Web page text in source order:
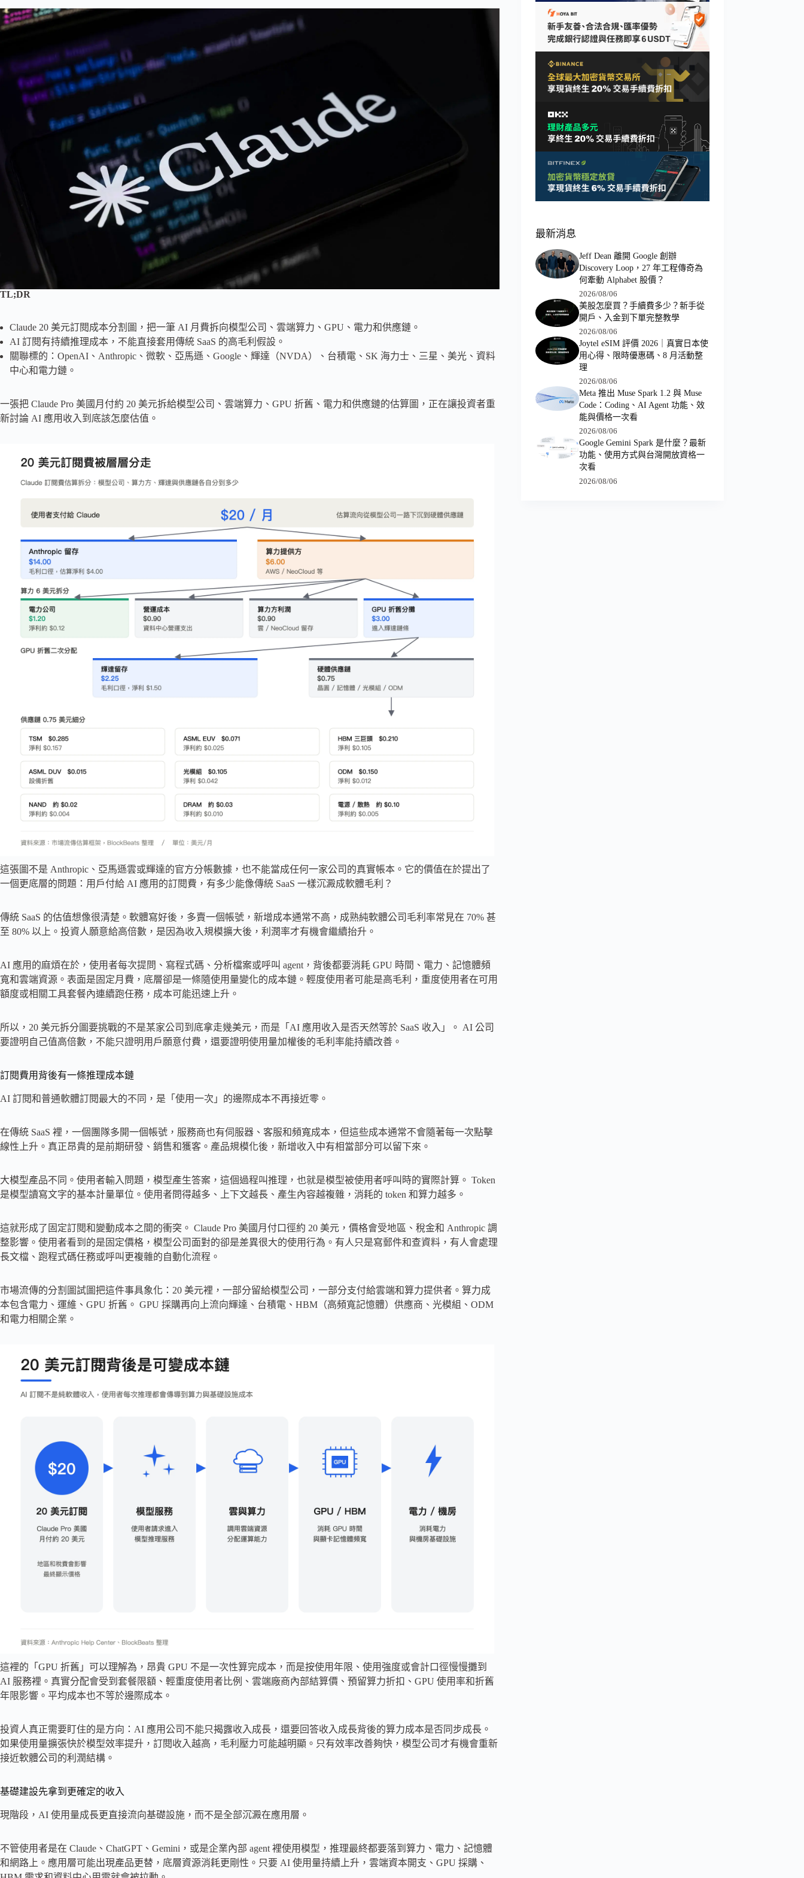
TL;DR
Claude 20 美元訂閱成本分割圖，把一筆 AI 月費拆向模型公司、雲端算力、GPU、電力和供應鏈。
AI 訂閱有持續推理成本，不能直接套用傳統 SaaS 的高毛利假設。
關聯標的：OpenAI、Anthropic、微軟、亞馬遜、Google、輝達（NVDA）、台積電、SK 海力士、三星、美光、資料
中心和電力鏈。
一張把 Claude Pro 美國月付約 20 美元拆給模型公司、雲端算力、GPU 折舊、電力和供應鏈的估算圖，正在讓投資者重
新討論 AI 應用收入到底該怎麼估值。
這張圖不是 Anthropic、亞馬遜雲或輝達的官方分帳數據，也不能當成任何一家公司的真實帳本。它的價值在於提出了
一個更底層的問題：用戶付給 AI 應用的訂閱費，有多少能像傳統 SaaS 一樣沉澱成軟體毛利？
傳統 SaaS 的估值想像很清楚。軟體寫好後，多賣一個帳號，新增成本通常不高，成熟純軟體公司毛利率常見在 70% 甚
至 80% 以上。投資人願意給高倍數，是因為收入規模擴大後，利潤率才有機會繼續抬升。
AI 應用的麻煩在於，使用者每次提問、寫程式碼、分析檔案或呼叫 agent，背後都要消耗 GPU 時間、電力、記憶體頻
寬和雲端資源。表面是固定月費，底層卻是一條隨使用量變化的成本鏈。輕度使用者可能是高毛利，重度使用者在可用
額度或相關工具套餐內連續跑任務，成本可能迅速上升。
所以，20 美元拆分圖要挑戰的不是某家公司到底拿走幾美元，而是「AI 應用收入是否天然等於 SaaS 收入」。 AI 公司
要證明自己值高倍數，不能只證明用戶願意付費，還要證明使用量加權後的毛利率能持續改善。
訂閱費用背後有一條推理成本鏈
AI 訂閱和普通軟體訂閱最大的不同，是「使用一次」的邊際成本不再接近零。
在傳統 SaaS 裡，一個團隊多開一個帳號，服務商也有伺服器、客服和頻寬成本，但這些成本通常不會隨著每一次點擊
線性上升。真正昂貴的是前期研發、銷售和獲客。產品規模化後，新增收入中有相當部分可以留下來。
大模型產品不同。使用者輸入問題，模型產生答案，這個過程叫推理，也就是模型被使用者呼叫時的實際計算。 Token
是模型讀寫文字的基本計量單位。使用者問得越多、上下文越長、產生內容越複雜，消耗的 token 和算力越多。
這就形成了固定訂閱和變動成本之間的衝突。 Claude Pro 美國月付口徑約 20 美元，價格會受地區、稅金和 Anthropic 調
整影響。使用者看到的是固定價格，模型公司面對的卻是差異很大的使用行為。有人只是寫郵件和查資料，有人會處理
長文檔、跑程式碼任務或呼叫更複雜的自動化流程。
市場流傳的分割圖試圖把這件事具象化：20 美元裡，一部分留給模型公司，一部分支付給雲端和算力提供者。算力成
本包含電力、運維、GPU 折舊。 GPU 採購再向上流向輝達、台積電、HBM（高頻寬記憶體）供應商、光模組、ODM
和電力相關企業。
這裡的「GPU 折舊」可以理解為，昂貴 GPU 不是一次性算完成本，而是按使用年限、使用強度或會計口徑慢慢攤到
AI 服務裡。真實分配會受到套餐限額、輕重度使用者比例、雲端廠商內部結算價、預留算力折扣、GPU 使用率和折舊
年限影響。平均成本也不等於邊際成本。
投資人真正需要盯住的是方向：AI 應用公司不能只揭露收入成長，還要回答收入成長背後的算力成本是否同步成長。
如果使用量擴張快於模型效率提升，訂閱收入越高，毛利壓力可能越明顯。只有效率改善夠快，模型公司才有機會重新
接近軟體公司的利潤結構。
基礎建設先拿到更確定的收入
現階段，AI 使用量成長更直接流向基礎設施，而不是全部沉澱在應用層。
不管使用者是在 Claude、ChatGPT、Gemini，或是企業內部 agent 裡使用模型，推理最終都要落到算力、電力、記憶體
和網路上。應用層可能出現產品更替，底層資源消耗更剛性。只要 AI 使用量持續上升，雲端資本開支、GPU 採購、
最新消息
Jeff Dean 離開 Google 創辦
Discovery Loop，27 年工程傳奇為
何牽動 Alphabet 股價？
2026/08/06
美股怎麼買？手續費多少？新手從
開戶、入金到下單完整教學
2026/08/06
Joytel eSIM 評價 2026｜真實日本使
用心得、限時優惠碼、8 月活動整
理
2026/08/06
Meta 推出 Muse Spark 1.2 與 Muse
Code：Coding、AI Agent 功能、效
能與價格一次看
2026/08/06
Google Gemini Spark 是什麼？最新
功能、使用方式與台灣開放資格一
次看
2026/08/06